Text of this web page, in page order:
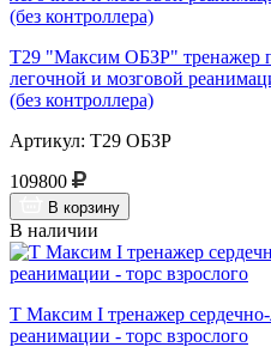
Т29 "Максим ОБЗР" тренажер
легочной и мозговой
(без контроллера)
Артикул: Т29 ОБЗР
109800
В корзину
В наличии
Т Максим I тренажер
реанимации - торс взрослого